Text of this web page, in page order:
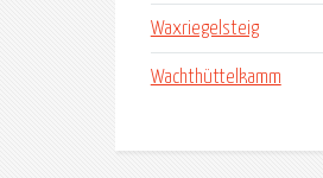
Waxriegelsteig
Wachthüttelkamm